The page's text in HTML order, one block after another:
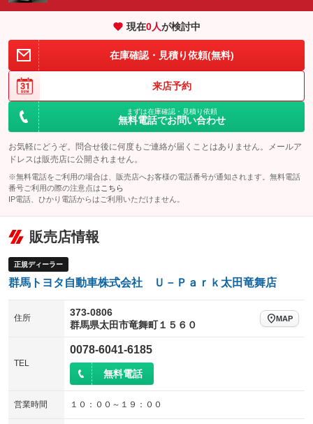
クリアランスソナー
自動ハイビーム
オートマチックハイビーム
ペダル踏み間違い時加速抑制装置
ダウンヒルアシストコントロール
：装備あり ：装備なし
アイドリングストップ
：装備あり ドライブレコーダー
：装備なし
USB入力端子 Bluetooth接続
：装備なし
100V電源
：装備なし クリーンディーゼル
：装備なし
センターデフロック
レンタカーアップ
：装備なし
電動格納ミラー
：装備なし
アルミホイール
革シート
：装備なし ハーフレザーシート
：装備なし
キーレス
：装備なし LEDヘッドランプ
：装備なし ポータブルナビ
：装備なし
バックカメラ
：装備なし ETC
：装備あり
：装備なし
ローダウン
：装備なし
パワーシート
：装備なし
：装備なし ：装備なし
チップアップシート
：装備なし
電動格納サードシート
：装備なし
ウォークスルー
：装備なし 後席モニター
：装備なし
電動リアゲート
：装備なし
シートエアコン
サイドカメラ
エアサスペンション
：装備なし
現在0人が検討中
在庫確認・見積り依頼(無料)
来店予約
まずは在庫確認・見積り依頼
無料電話でお問い合わせ
お気軽にどうぞ。問合せ後に何度もご連絡が届くことはありません。メールア
ドレスは販売店に公開されません。
※無料電話をご利用の場合は、販売店へお客様の電話番号が通知されます。無料電話
番号ご利用の際の注意点は こちら
IP電話、ひかり電話からはご利用いただけません。
販売店情報
正規ディーラー
群馬トヨタ自動車株式会社 Ｕ－Ｐａｒｋ太田竜舞店
住所
373-0806
群馬県太田市竜舞町１５６０
MAP
TEL
0078-6041-6185
無料電話
営業時間 １０：００～１９：００